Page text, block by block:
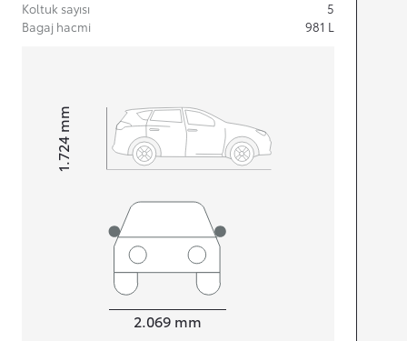
Koltuk sayısı
5
Bagaj hacmi
981 L
Height1.724
mm
Width
2.069 mm